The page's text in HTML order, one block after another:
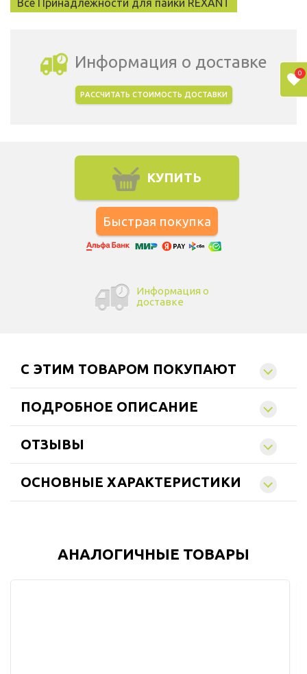
Все Принадлежности для пайки REXANT
Информация о доставке
РАССЧИТАТЬ СТОИМОСТЬ ДОСТАВКИ
КУПИТЬ
Информация о
доставке
C ЭТИМ ТОВАРОМ ПОКУПАЮТ
ПОДРОБНОЕ ОПИСАНИЕ
ОТЗЫВЫ
ОСНОВНЫЕ ХАРАКТЕРИСТИКИ
АНАЛОГИЧНЫЕ ТОВАРЫ
0